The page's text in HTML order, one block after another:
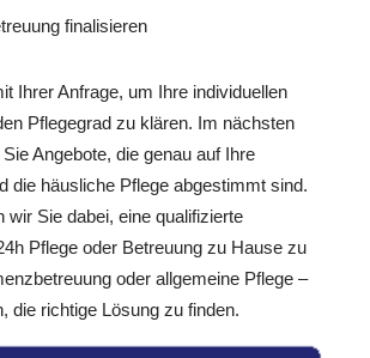
finalisieren
Ihrer Anfrage, um Ihre individuellen
Pflegegrad zu klären. Im nächsten
Angebote, die genau auf Ihre
die häusliche Pflege abgestimmt sind.
wir Sie dabei, eine qualifizierte
Pflege oder Betreuung zu Hause zu
oder allgemeine Pflege –
die richtige Lösung zu finden.